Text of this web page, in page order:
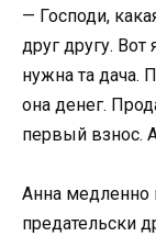
— Господи,
друг другу.
нужна та дача.
она денег.
первый взнос.
Анна медленно
предательски